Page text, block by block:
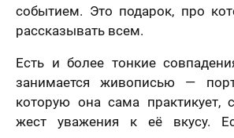
событием. Это подарок, про
рассказывать всем.
Есть и более тонкие
занимается живописью —
которую она сама практикует,
жест уважения к её вкусу.
3 лица
70 х 70 см
в
на
иПолитике в
условия